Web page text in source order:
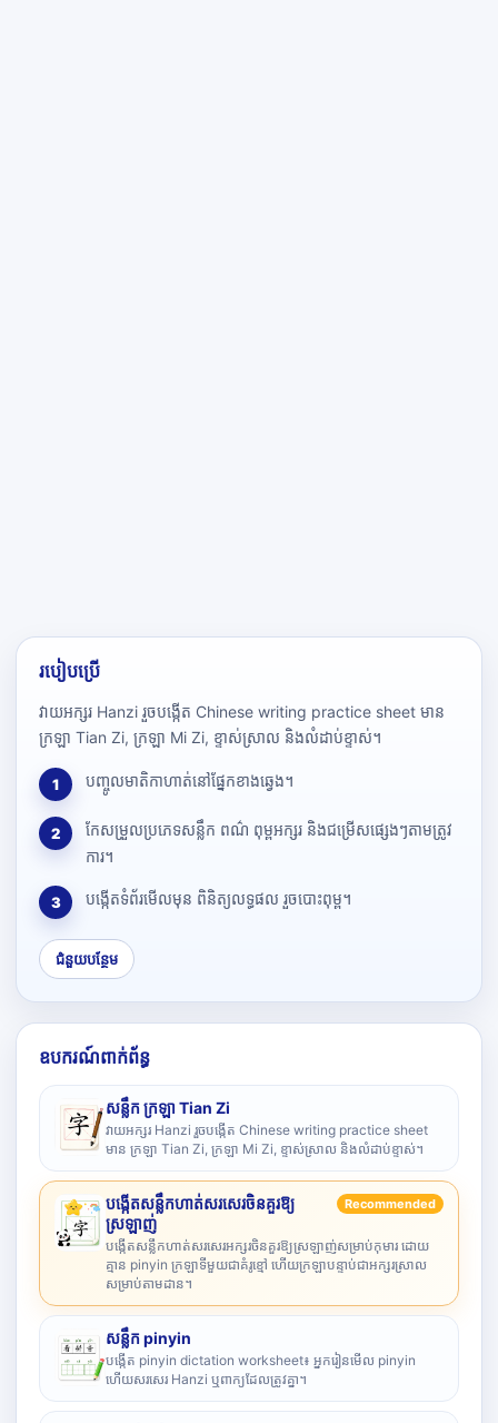
របៀបប្រើ
វាយអក្សរ Hanzi រួចបង្កើត Chinese writing practice sheet មាន
ក្រឡា Tian Zi, ក្រឡា Mi Zi, ខ្ទាស់ស្រាល និងលំដាប់ខ្ទាស់។
1 បញ្ចូលមាតិកាហាត់នៅផ្នែកខាងឆ្វេង។
2
កែសម្រួលប្រភេទសន្លឹក ពណ៌ ពុម្ពអក្សរ និងជម្រើសផ្សេងៗតាមត្រូវ
ការ។
3 បង្កើតទំព័រមើលមុន ពិនិត្យលទ្ធផល រួចបោះពុម្ព។
ជំនួយបន្ថែម
ឧបករណ៍ពាក់ព័ន្ធ
សន្លឹក ក្រឡា Tian Zi
វាយអក្សរ Hanzi រួចបង្កើត Chinese writing practice sheet
មាន ក្រឡា Tian Zi, ក្រឡា Mi Zi, ខ្ទាស់ស្រាល និងលំដាប់ខ្ទាស់។
បង្កើតសន្លឹកហាត់សរសេរចិនគួរឱ្យ
ស្រឡាញ់
Recommended
បង្កើតសន្លឹកហាត់សរសេរអក្សរចិនគួរឱ្យស្រឡាញ់សម្រាប់កុមារ ដោយ
គ្មាន pinyin ក្រឡាទីមួយជាគំរូខ្មៅ ហើយក្រឡាបន្ទាប់ជាអក្សរស្រាល
សម្រាប់តាមដាន។
សន្លឹក pinyin
បង្កើត pinyin dictation worksheet៖ អ្នករៀនមើល pinyin
ហើយសរសេរ Hanzi ឬពាក្យដែលត្រូវគ្នា។